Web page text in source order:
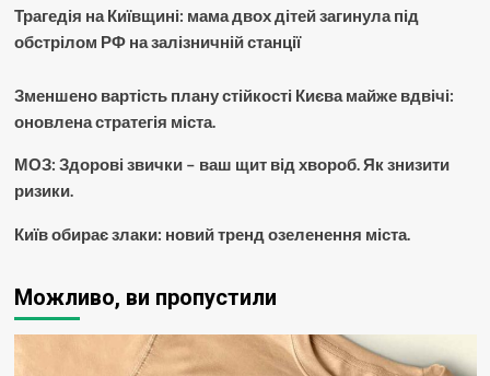
Трагедія на Київщині: мама двох дітей загинула під
обстрілом РФ на залізничній станції
Зменшено вартість плану стійкості Києва майже вдвічі:
оновлена стратегія міста.
МОЗ: Здорові звички – ваш щит від хвороб. Як знизити
ризики.
Київ обирає злаки: новий тренд озеленення міста.
Можливо, ви пропустили